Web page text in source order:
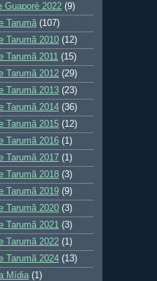
Guaporé 2022 (9)
Tarumã (107)
Tarumã 2010 (12)
Tarumã 2011 (15)
Tarumã 2012 (29)
Tarumã 2013 (23)
Tarumã 2014 (36)
Tarumã 2015 (12)
Tarumã 2016 (1)
Tarumã 2017 (1)
Tarumã 2018 (3)
Tarumã 2019 (9)
Tarumã 2020 (3)
Tarumã 2021 (3)
Tarumã 2022 (1)
Tarumã 2024 (13)
Mídia (1)